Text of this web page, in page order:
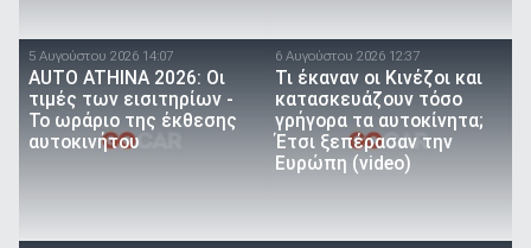
5 Αυγούστου 2026 14:07
AUTO ATHINA 2026: Οι
τιμές των εισιτηρίων -
Το ωράριο της έκθεσης
αυτοκινήτου
6 Αυγούστου 2026 12:37
Τι έκαναν οι Κινέζοι και
κατασκευάζουν τόσο
γρήγορα τα αυτοκίνητα;
Έτσι ξεπέρασαν την
Ευρώπη (video)